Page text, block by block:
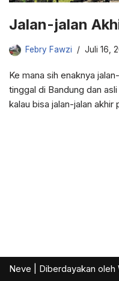
Jalan-jalan
Febry Fawzi Juli 16,
Ke mana sih enaknya
tinggal di Bandung dan
kalau bisa jalan-jalan akhir
Neve | Diberdayakan oleh